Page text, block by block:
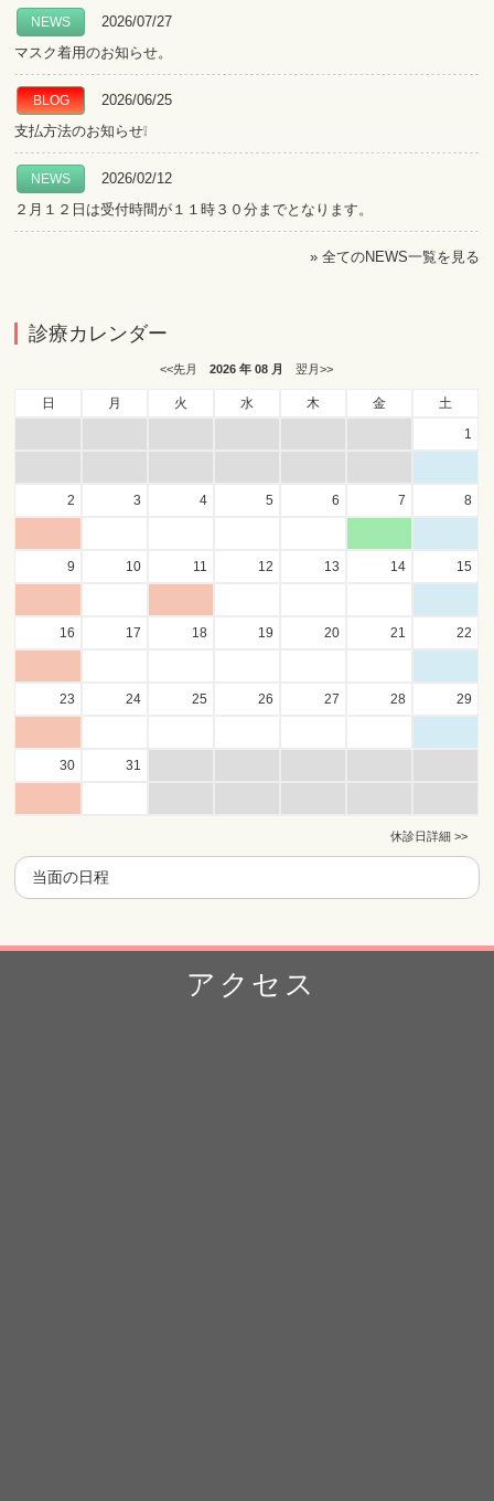
NEWS
2026/07/27
マスク着用のお知らせ。
BLOG
2026/06/25
支払方法のお知らせ❕
NEWS
2026/02/12
２月１２日は受付時間が１１時３０分までとなります。
» 全てのNEWS一覧を見る
診療カレンダー
<<先月 2026 年 08 月 翌月>>
日 月 火 水 木 金
土
1
2 3 4 5 6 7 8
9 10 11 12 13 14 15
16 17 18 19 20 21 22
23 24 25 26 27 28 29
30 31
休診日詳細 >>
当面の日程
アクセス